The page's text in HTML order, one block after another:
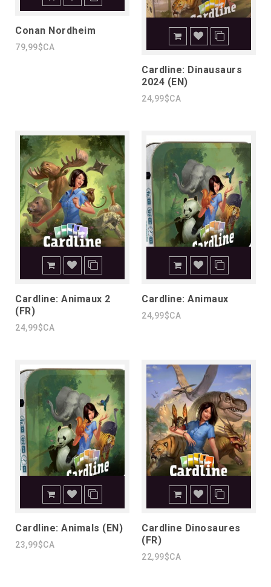
Conan Nordheim
79,99$CA
Cardline: Dinausaurs
2024 (EN)
24,99$CA
Cardline: Animaux 2
(FR)
24,99$CA
Cardline: Animaux
24,99$CA
Cardline: Animals (EN)
23,99$CA
Cardline Dinosaures
(FR)
22,99$CA